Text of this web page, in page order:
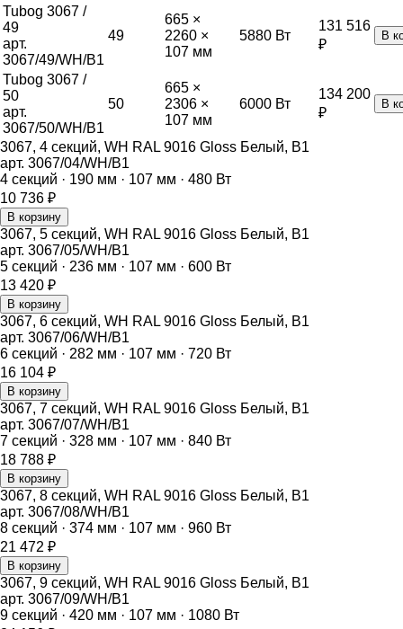
Tubog 3067 /
49
арт.
3067/49/WH/B1
49
665 ×
2260 ×
107 мм
5880 Вт
131 516
₽
В
Tubog 3067 /
50
арт.
3067/50/WH/B1
50
665 ×
2306 ×
107 мм
6000 Вт
134 200
₽
В
3067, 4 секций, WH RAL 9016 Gloss Белый, B1
арт. 3067/04/WH/B1
4 секций · 190 мм · 107 мм · 480 Вт
10 736 ₽
В корзину
3067, 5 секций, WH RAL 9016 Gloss Белый, B1
арт. 3067/05/WH/B1
5 секций · 236 мм · 107 мм · 600 Вт
13 420 ₽
В корзину
3067, 6 секций, WH RAL 9016 Gloss Белый, B1
арт. 3067/06/WH/B1
6 секций · 282 мм · 107 мм · 720 Вт
16 104 ₽
В корзину
3067, 7 секций, WH RAL 9016 Gloss Белый, B1
арт. 3067/07/WH/B1
7 секций · 328 мм · 107 мм · 840 Вт
18 788 ₽
В корзину
3067, 8 секций, WH RAL 9016 Gloss Белый, B1
арт. 3067/08/WH/B1
8 секций · 374 мм · 107 мм · 960 Вт
21 472 ₽
В корзину
3067, 9 секций, WH RAL 9016 Gloss Белый, B1
арт. 3067/09/WH/B1
9 секций · 420 мм · 107 мм · 1080 Вт